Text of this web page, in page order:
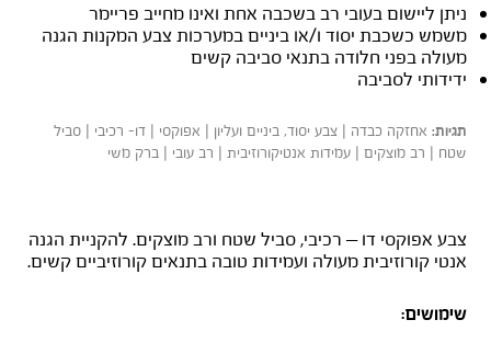
ניתן ליישום בעובי רב בשכבה אחת ואינו מחייב פריימר
משמש כשכבת יסוד ו/או ביניים במערכות צבע המקנות הגנה
מעולה בפני חלודה בתנאי סביבה קשים
ידידותי לסביבה
תגיות: אחזקה כבדה | צבע יסוד, ביניים ועליון | אפוקסי | דו- רכיבי | סביל
שטח | רב מוצקים | עמידות אנטיקורוזיבית | רב עובי | ברק משי
צבע אפוקסי דו – רכיבי, סביל שטח ורב מוצקים. להקניית הגנה
אנטי קורוזיבית מעולה ועמידות טובה בתנאים קורוזיביים קשים.
שימושים: